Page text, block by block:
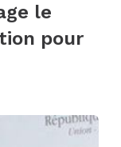
le
pour